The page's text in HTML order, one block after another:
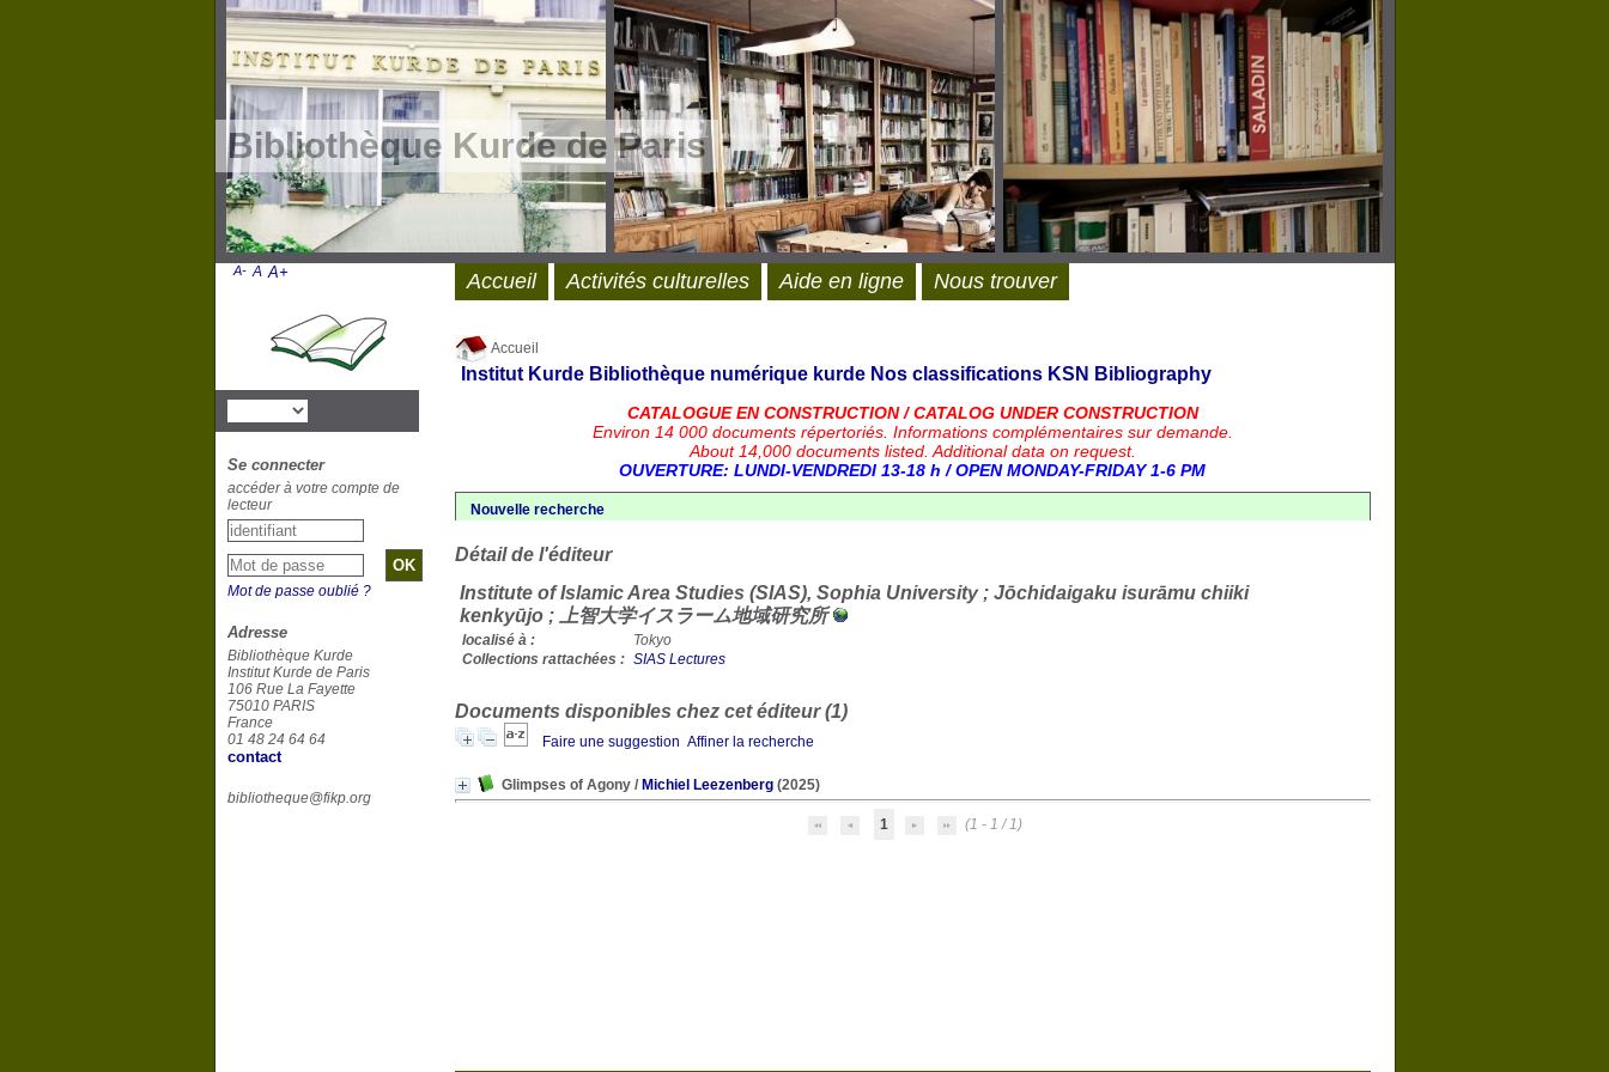
Bibliothèque Kurde de Paris
Accueil
Institut Kurde Bibliothèque numérique kurde Nos classifications KSN Bibliography
CATALOGUE EN CONSTRUCTION / CATALOG UNDER CONSTRUCTION
Environ 14 000 documents répertoriés. Informations complémentaires sur demande.
About 14,000 documents listed. Additional data on request.
OUVERTURE: LUNDI-VENDREDI 13-18 h / OPEN MONDAY-FRIDAY 1-6 PM
Nouvelle recherche
Détail de l'éditeur
Institute of Islamic Area Studies (SIAS), Sophia University ; Jōchidaigaku isurāmu chiiki
kenkyūjo ; 上智大学イスラーム地域研究所
localisé à :
Tokyo
Collections rattachées : SIAS Lectures
Documents disponibles chez cet éditeur (1)
Faire une suggestion Affiner la recherche
Glimpses of Agony/ Michiel Leezenberg(2025)
1 (1 - 1 / 1)
Accueil Activités culturelles Aide en ligne Nous trouver
A- A A+
Se connecter
accéder à votre compte de
lecteur
Mot de passe oublié ?
Adresse
Bibliothèque Kurde
Institut Kurde de Paris
106 Rue La Fayette
75010 PARIS
France
01 48 24 64 64
contact
bibliotheque@fikp.org